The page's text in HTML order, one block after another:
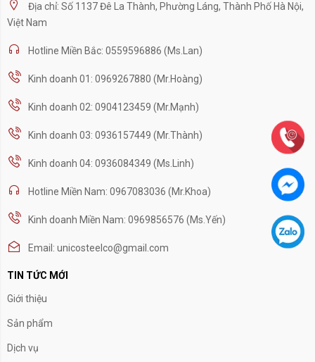
Địa chỉ: Số 1137 Đê La Thành, Phường Láng, Thành Phố Hà Nội,
Việt Nam
Hotline Miền Bắc: 0559596886 (Ms.Lan)
Kinh doanh 01: 0969267880 (Mr.Hoàng)
Kinh doanh 02: 0904123459 (Mr.Mạnh)
Kinh doanh 03: 0936157449 (Mr.Thành)
Kinh doanh 04: 0936084349 (Ms.Linh)
Hotline Miền Nam: 0967083036 (Mr.Khoa)
Kinh doanh Miền Nam: 0969856576 (Ms.Yến)
Email: unicosteelco@gmail.com
TIN TỨC MỚI
Giới thiệu
Sản phẩm
Dịch vụ